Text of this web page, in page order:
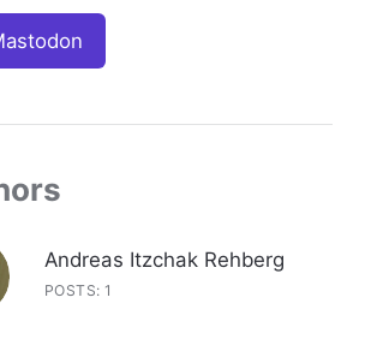
Andreas Itzchak Rehberg
POSTS: 1